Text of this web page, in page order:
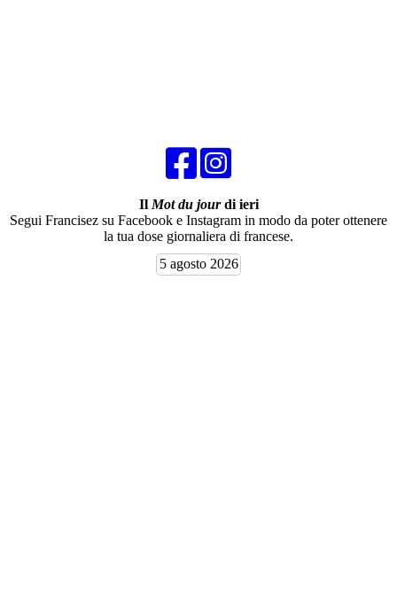
Il Mot du jourdi ieri
Segui Francisez su Facebook e Instagram in modo da poter ottenere
la tua dose giornaliera di francese.
5 agosto 2026